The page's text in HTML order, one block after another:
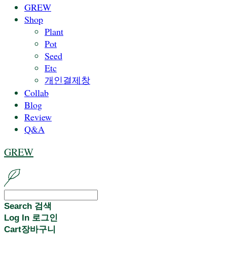
GREW
Shop
Plant
Pot
Seed
Etc
개인결제창
Collab
Blog
Review
Q&A
GREW
Search 검색
Log In 로그인
Cart장바구니